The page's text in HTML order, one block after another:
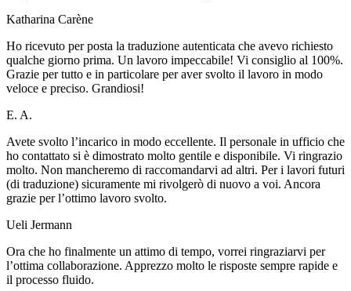
Katharina Carène
Ho ricevuto per posta la traduzione autenticata che avevo richiesto
qualche giorno prima. Un lavoro impeccabile! Vi consiglio al 100%.
Grazie per tutto e in particolare per aver svolto il lavoro in modo
veloce e preciso. Grandiosi!
E. A.
Avete svolto l’incarico in modo eccellente. Il personale in ufficio che
ho contattato si è dimostrato molto gentile e disponibile. Vi ringrazio
molto. Non mancheremo di raccomandarvi ad altri. Per i lavori futuri
(di traduzione) sicuramente mi rivolgerò di nuovo a voi. Ancora
grazie per l’ottimo lavoro svolto.
Ueli Jermann
Ora che ho finalmente un attimo di tempo, vorrei ringraziarvi per
l’ottima collaborazione. Apprezzo molto le risposte sempre rapide e
il processo fluido.